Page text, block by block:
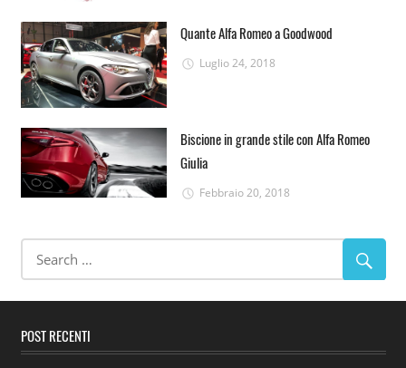
Quante Alfa Romeo a Goodwood
Luglio 24, 2018
Biscione in grande stile con Alfa Romeo
Giulia
Febbraio 20, 2018
POST RECENTI